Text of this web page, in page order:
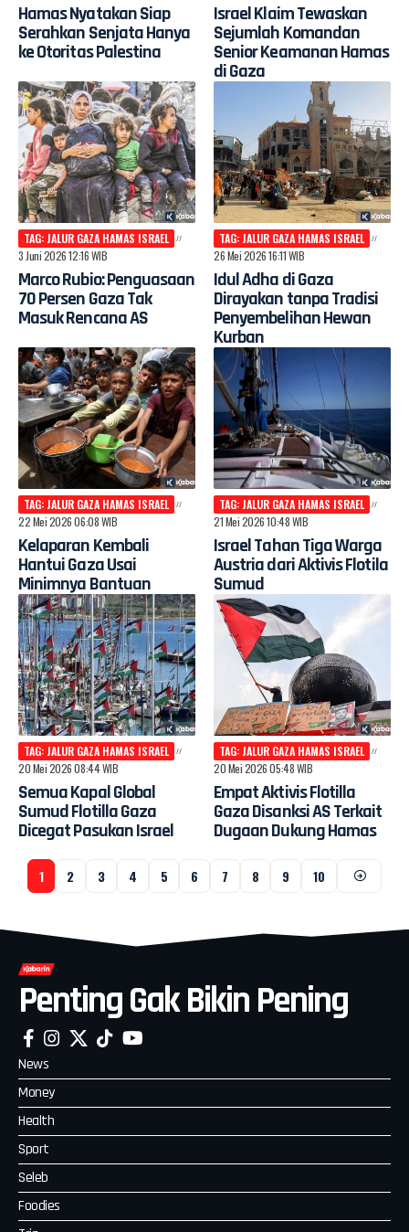
Hamas Nyatakan Siap
Serahkan Senjata Hanya
ke Otoritas Palestina
Israel Klaim Tewaskan
Sejumlah Komandan
Senior Keamanan Hamas
di Gaza
TAG: JALUR GAZA HAMAS ISRAEL
3 Juni 2026 12:16 WIB
Marco Rubio: Penguasaan
70 Persen Gaza Tak
Masuk Rencana AS
TAG: JALUR GAZA HAMAS ISRAEL
26 Mei 2026 16:11 WIB
Idul Adha di Gaza
Dirayakan tanpa Tradisi
Penyembelihan Hewan
Kurban
TAG: JALUR GAZA HAMAS ISRAEL
22 Mei 2026 06:08 WIB
Kelaparan Kembali
Hantui Gaza Usai
Minimnya Bantuan
TAG: JALUR GAZA HAMAS ISRAEL
21 Mei 2026 10:48 WIB
Israel Tahan Tiga Warga
Austria dari Aktivis Flotila
Sumud
TAG: JALUR GAZA HAMAS ISRAEL
20 Mei 2026 08:44 WIB
Semua Kapal Global
Sumud Flotilla Gaza
Dicegat Pasukan Israel
TAG: JALUR GAZA HAMAS ISRAEL
20 Mei 2026 05:48 WIB
Empat Aktivis Flotilla
Gaza Disanksi AS Terkait
Dugaan Dukung Hamas
1 2 3 4 5 6 7 8 9 10
Penting Gak Bikin Pening
News
Money
Health
Sport
Seleb
Foodies